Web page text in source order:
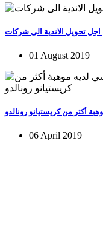
اجل تحويل الاندية الى شركات
01 August 2019
أكثر من كريستيانو رونالدو
06 April 2019